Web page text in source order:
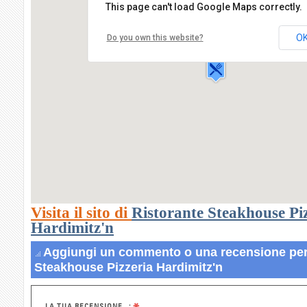
Ristorante Steakhouse Pizzeria
Via Seilbahn,7
39031 BRUNICO
This page can't load Google Maps correctly.
Do you own this website?
Visita il sito di Ristorante Steakhouse
Hardimitz'n
Aggiungi un commento o una recensione
Steakhouse Pizzeria Hardimitz'n